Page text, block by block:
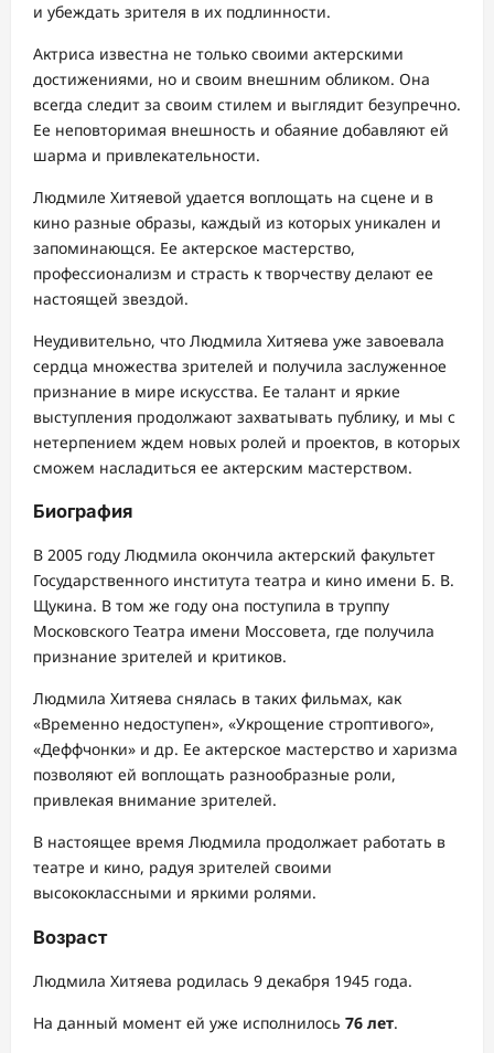
и убеждать зрителя в их подлинности.
Актриса известна не только своими актерскими
достижениями, но и своим внешним обликом. Она
всегда следит за своим стилем и выглядит безупречно.
Ее неповторимая внешность и обаяние добавляют ей
шарма и привлекательности.
Людмиле Хитяевой удается воплощать на сцене и в
кино разные образы, каждый из которых уникален и
запоминающся. Ее актерское мастерство,
профессионализм и страсть к творчеству делают ее
настоящей звездой.
Неудивительно, что Людмила Хитяева уже завоевала
сердца множества зрителей и получила заслуженное
признание в мире искусства. Ее талант и яркие
выступления продолжают захватывать публику, и мы с
нетерпением ждем новых ролей и проектов, в которых
сможем насладиться ее актерским мастерством.
Биография
В 2005 году Людмила окончила актерский факультет
Государственного института театра и кино имени Б. В.
Щукина. В том же году она поступила в труппу
Московского Театра имени Моссовета, где получила
признание зрителей и критиков.
Людмила Хитяева снялась в таких фильмах, как
«Временно недоступен», «Укрощение строптивого»,
«Деффчонки» и др. Ее актерское мастерство и харизма
позволяют ей воплощать разнообразные роли,
привлекая внимание зрителей.
В настоящее время Людмила продолжает работать в
театре и кино, радуя зрителей своими
высококлассными и яркими ролями.
Возраст
Людмила Хитяева родилась 9 декабря 1945 года.
На данный момент ей уже исполнилось 76 лет.